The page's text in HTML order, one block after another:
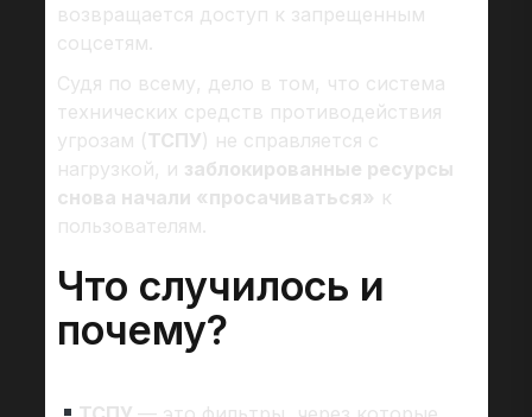
возвращается доступ к запрещенным
соцсетям.
Судя по всему, дело в том, что система
технических средств противодействия
угрозам (ТСПУ) не справляется с
нагрузкой, и заблокированные ресурсы
снова начали «просачиваться» к
пользователям.
Что случилось и
почему?